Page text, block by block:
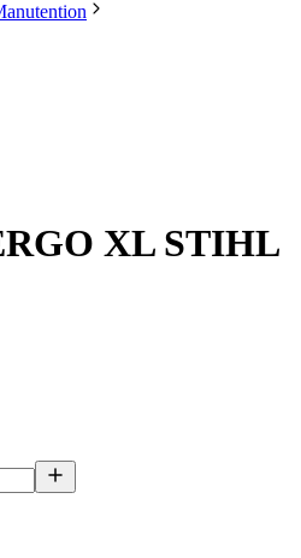
XL STIHL